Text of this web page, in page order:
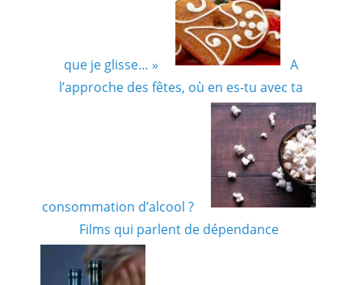
que je glisse… »
A
l’approche des fêtes, où en es-tu avec ta
consommation d’alcool ?
Films qui parlent de dépendance